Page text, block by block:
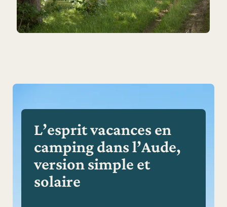
L’esprit vacances en
camping dans l’Aude,
version simple et
solaire